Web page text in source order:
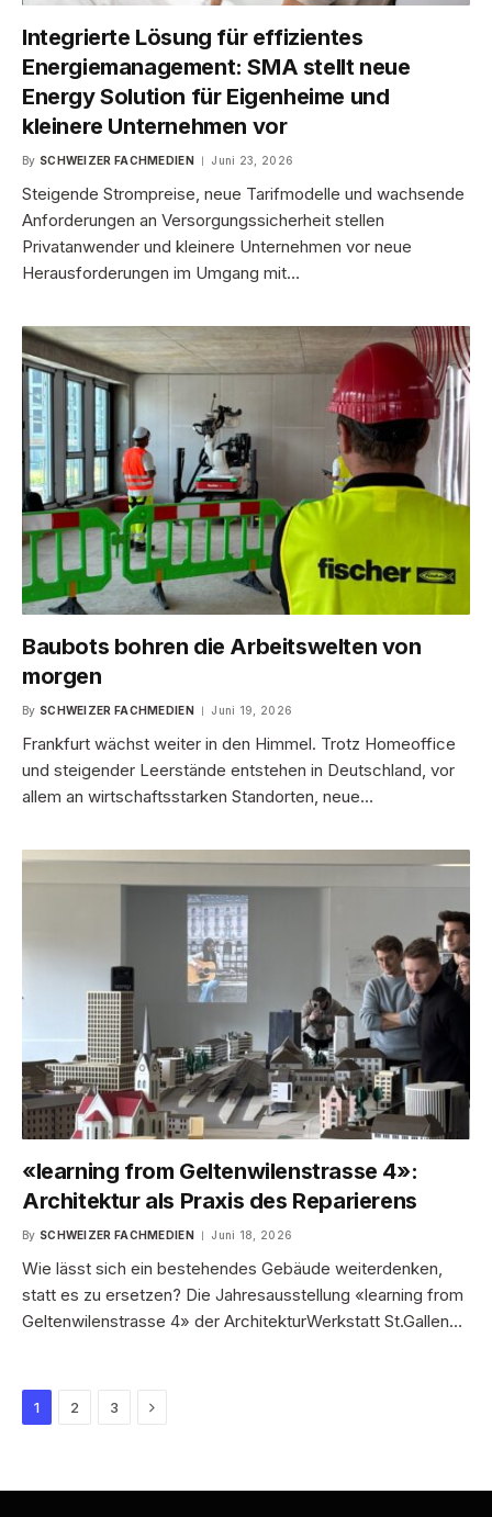
Integrierte Lösung für effizientes
Energiemanagement: SMA stellt neue
Energy Solution für Eigenheime und
kleinere Unternehmen vor
By SCHWEIZER FACHMEDIEN Juni 23, 2026
Steigende Strompreise, neue Tarifmodelle und wachsende
Anforderungen an Versorgungssicherheit stellen
Privatanwender und kleinere Unternehmen vor neue
Herausforderungen im Umgang mit…
Baubots bohren die Arbeitswelten von
morgen
By SCHWEIZER FACHMEDIEN Juni 19, 2026
Frankfurt wächst weiter in den Himmel. Trotz Homeoffice
und steigender Leerstände entstehen in Deutschland, vor
allem an wirtschaftsstarken Standorten, neue…
«learning from Geltenwilenstrasse 4»:
Architektur als Praxis des Reparierens
By SCHWEIZER FACHMEDIEN Juni 18, 2026
Wie lässt sich ein bestehendes Gebäude weiterdenken,
statt es zu ersetzen? Die Jahresausstellung «learning from
Geltenwilenstrasse 4» der ArchitekturWerkstatt St.Gallen…
1 2 3 Next